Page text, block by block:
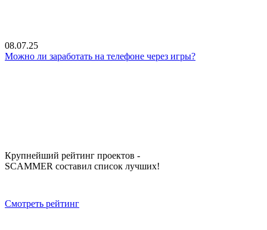
08.07.25
Можно ли заработать на телефоне через игры?
Крупнейший рейтинг проектов -
SCAMMER составил список лучших!
Смотреть рейтинг